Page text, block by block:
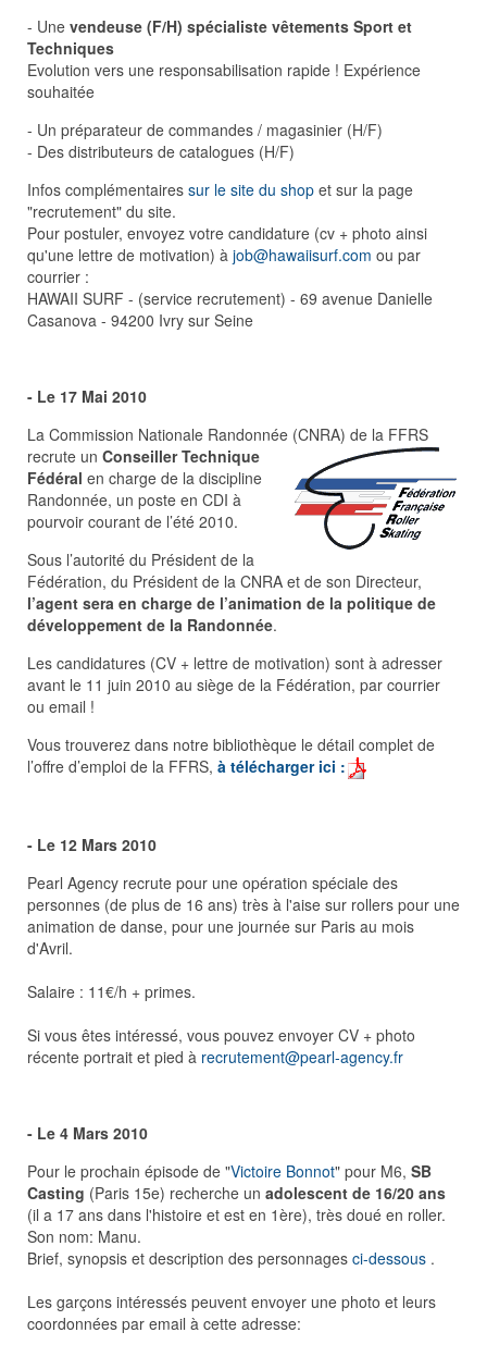
- Une vendeuse (F/H) spécialiste vêtements Sport et
Techniques
Evolution vers une responsabilisation rapide ! Expérience
souhaitée
- Un préparateur de commandes / magasinier (H/F)
- Des distributeurs de catalogues (H/F)
Infos complémentaires sur le site du shop et sur la page
"recrutement" du site.
Pour postuler, envoyez votre candidature (cv + photo ainsi
qu'une lettre de motivation) à job@hawaiisurf.com ou par
courrier :
HAWAII SURF - (service recrutement) - 69 avenue Danielle
Casanova - 94200 Ivry sur Seine
- Le 17 Mai 2010
La Commission Nationale Randonnée (CNRA) de la FFRS
recrute un Conseiller Technique
Fédéral en charge de la discipline
Randonnée, un poste en CDI à
pourvoir courant de l’été 2010.
Sous l’autorité du Président de la
Fédération, du Président de la CNRA et de son Directeur,
l’agent sera en charge de l’animation de la politique de
développement de la Randonnée.
Les candidatures (CV + lettre de motivation) sont à adresser
avant le 11 juin 2010 au siège de la Fédération, par courrier
ou email !
Vous trouverez dans notre bibliothèque le détail complet de
l’offre d’emploi de la FFRS, à télécharger ici :
- Le 12 Mars 2010
Pearl Agency recrute pour une opération spéciale des
personnes (de plus de 16 ans) très à l'aise sur rollers pour une
animation de danse, pour une journée sur Paris au mois
d'Avril.
Salaire : 11€/h + primes.
Si vous êtes intéressé, vous pouvez envoyer CV + photo
récente portrait et pied à recrutement@pearl-agency.fr
- Le 4 Mars 2010
Pour le prochain épisode de "Victoire Bonnot" pour M6, SB
Casting (Paris 15e) recherche un adolescent de 16/20 ans
(il a 17 ans dans l'histoire et est en 1ère), très doué en roller.
Son nom: Manu.
Brief, synopsis et description des personnages ci-dessous .
Les garçons intéressés peuvent envoyer une photo et leurs
coordonnées par email à cette adresse: